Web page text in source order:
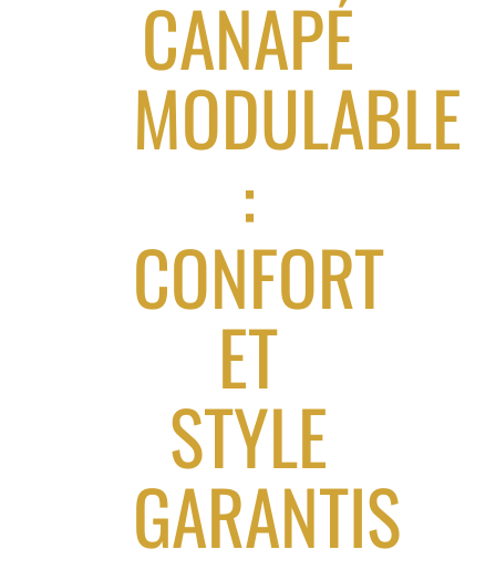
CANAPÉ
MODULABLE
:
CONFORT
ET
STYLE
GARANTIS